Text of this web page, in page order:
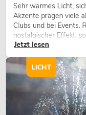
OMNITRONIC XDA-
Verstärker
No. 10451636
Bestand reicht ca. 12
Sehr warmes Licht,
Akzente prägen viele
Clubs und bei Events.
nostalgischer Effekt,
Gestaltungsmittel: Es
wirken lassen.
Jetzt lesen
LICHT